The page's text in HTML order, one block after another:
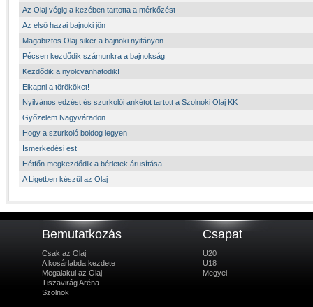
Az Olaj végig a kezében tartotta a mérkőzést
Az első hazai bajnoki jön
Magabiztos Olaj-siker a bajnoki nyitányon
Pécsen kezdődik számunkra a bajnokság
Kezdődik a nyolcvanhatodik!
Elkapni a törököket!
Nyilvános edzést és szurkolói ankétot tartott a Szolnoki Olaj KK
Győzelem Nagyváradon
Hogy a szurkoló boldog legyen
Ismerkedési est
Hétfőn megkezdődik a bérletek árusítása
A Ligetben készül az Olaj
Bemutatkozás
Csak az Olaj
A kosárlabda kezdete
Megalakul az Olaj
Tiszavirág Aréna
Szolnok
Csapat
U20
U18
Megyei